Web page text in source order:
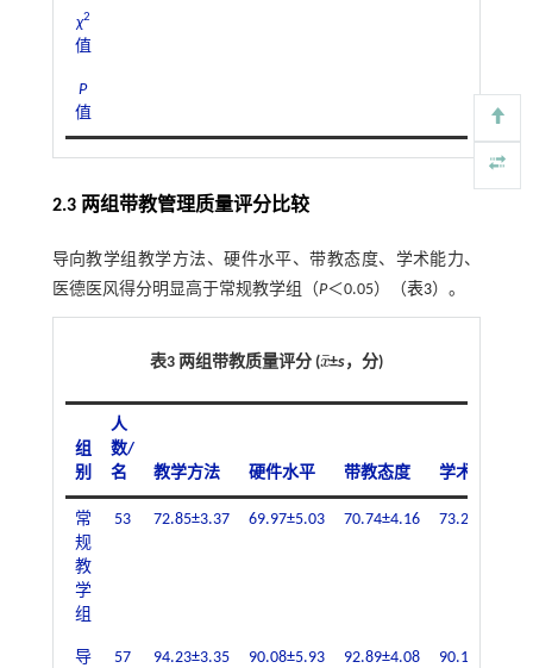
χ2
值
P
值
2.3 两组带教管理质量评分比较
导向教学组教学方法、硬件水平、带教态度、学术能力、
医德医风得分明显高于常规教学组（P＜0.05）（表3）。
表3 两组带教质量评分 (x
¯
x¯±s，分)
组
别
人
数/
名
教学方法 硬件水平 带教态度 学术能力
常
规
教
学
组
53 72.85±3.37 69.97±5.03 70.74±4.16 73.23±4.68
导
57 94.23±3.35 90.08±5.93 92.89±4.08 90.16±4.26